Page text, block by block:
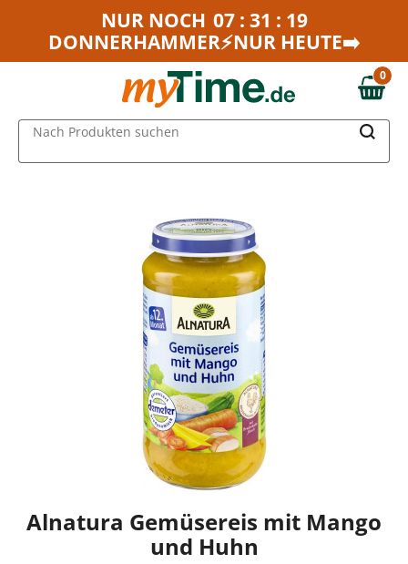
Zum Hauptinhalt springen
Zur Navigation springen
NUR NOCH 07 : 31 : 19
DONNERHAMMER⚡NUR HEUTE➡️
0,00 €
0
Nach Produkten suchen
Alnatura Gemüsereis mit Mango
und Huhn